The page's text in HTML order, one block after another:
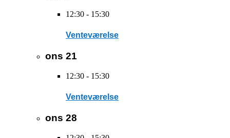
12:30 - 15:30
Venteværelse
ons 21
12:30 - 15:30
Venteværelse
ons 28